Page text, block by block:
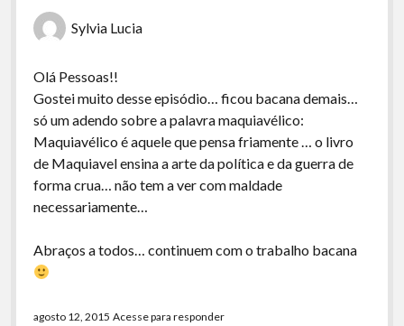
Sylvia Lucia
Olá Pessoas!!
Gostei muito desse episódio… ficou bacana demais…
só um adendo sobre a palavra maquiavélico:
Maquiavélico é aquele que pensa friamente … o livro
de Maquiavel ensina a arte da política e da guerra de
forma crua… não tem a ver com maldade
necessariamente…
Abraços a todos… continuem com o trabalho bacana
agosto 12, 2015 Acesse para responder